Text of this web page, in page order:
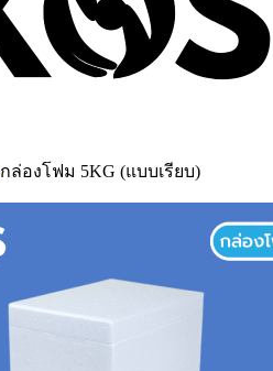
กล่องโฟม 5KG (แบบเรียบ)